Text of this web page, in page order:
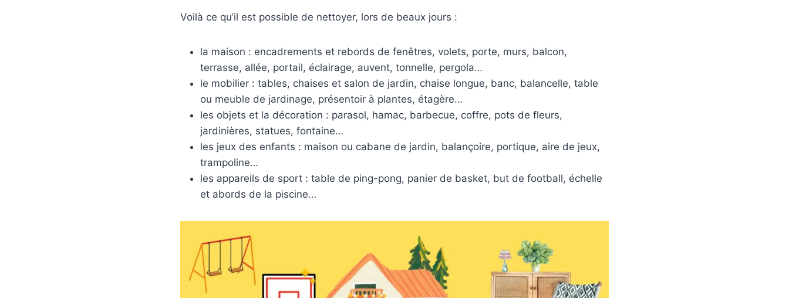
Voilà ce qu’il est possible de nettoyer, lors de beaux jours :
la maison : encadrements et rebords de fenêtres, volets, porte, murs, balcon,
terrasse, allée, portail, éclairage, auvent, tonnelle, pergola…
le mobilier : tables, chaises et salon de jardin, chaise longue, banc, balancelle, table
ou meuble de jardinage, présentoir à plantes, étagère…
les objets et la décoration : parasol, hamac, barbecue, coffre, pots de fleurs,
jardinières, statues, fontaine…
les jeux des enfants : maison ou cabane de jardin, balançoire, portique, aire de jeux,
trampoline…
les appareils de sport : table de ping-pong, panier de basket, but de football, échelle
et abords de la piscine…